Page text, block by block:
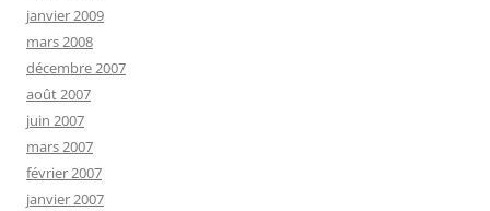
janvier 2009
mars 2008
décembre 2007
août 2007
juin 2007
mars 2007
février 2007
janvier 2007